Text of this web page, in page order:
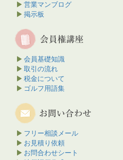
営業マンブログ
掲示板
会員基礎知識
取引の流れ
税金について
ゴルフ用語集
フリー相談メール
お見積り依頼
お問合わせシート